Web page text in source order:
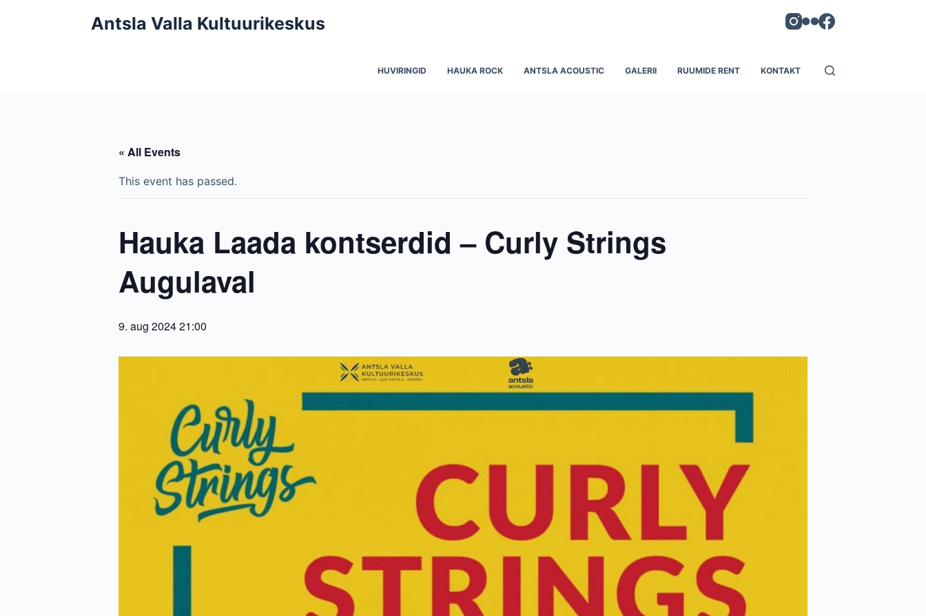
Antsla Valla Kultuurikeskus
HUVIRINGID HAUKA ROCK ANTSLA ACOUSTIC GALERII RUUMIDE RENT KONTAKT
« All Events
This event has passed.
Hauka Laada kontserdid – Curly Strings
Augulaval
9. aug 2024 21:00